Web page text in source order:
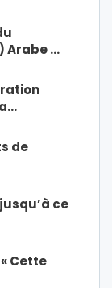
Arabe …
de
ce
Cette